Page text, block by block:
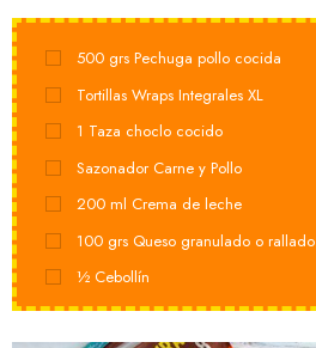
500 grs Pechuga pollo cocida
Tortillas Wraps Integrales XL
1 Taza choclo cocido
Sazonador Carne y Pollo
200 ml Crema de leche
100 grs Queso granulado o rallado
½ Cebollín